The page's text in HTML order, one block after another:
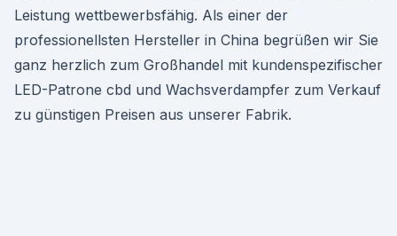
Leistung wettbewerbsfähig. Als einer der
professionellsten Hersteller in China begrüßen wir Sie
ganz herzlich zum Großhandel mit kundenspezifischer
LED-Patrone cbd und Wachsverdampfer zum Verkauf
zu günstigen Preisen aus unserer Fabrik.